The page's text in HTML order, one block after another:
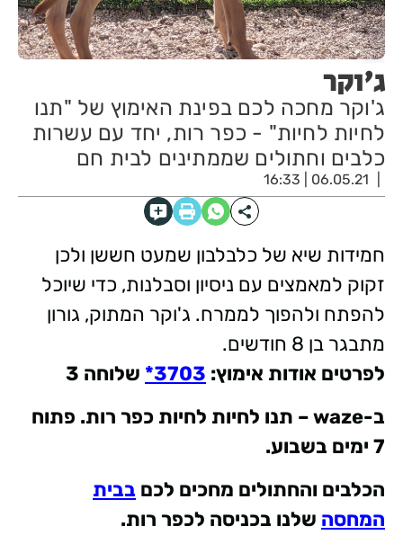
ג'וקר
ג'וקר מחכה לכם בפינת האימוץ של "תנו
לחיות לחיות" - כפר רות, יחד עם עשרות
כלבים וחתולים שממתינים לבית חם
06.05.21 | 16:33
חמידות שיא של כלבלבון שמעט חששן ולכן
זקוק למאמצים עם ניסיון וסבלנות, כדי שיוכל
להפתח ולהפוך לממרח. ג'וקר המתוק, גורון
מתבגר בן 8 חודשים.
לפרטים אודות אימוץ:
3703* שלוחה 3
ב-waze –
תנו לחיות לחיות כפר רות. פתוח
7 ימים בשבוע
.
הכלבים והחתולים מחכים לכם בבית
המחסה שלנו בכניסה לכפר רות.